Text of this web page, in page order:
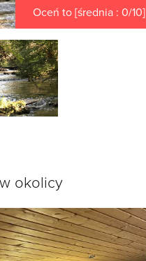
Oceń to [średnia : 0/10]
okolicy